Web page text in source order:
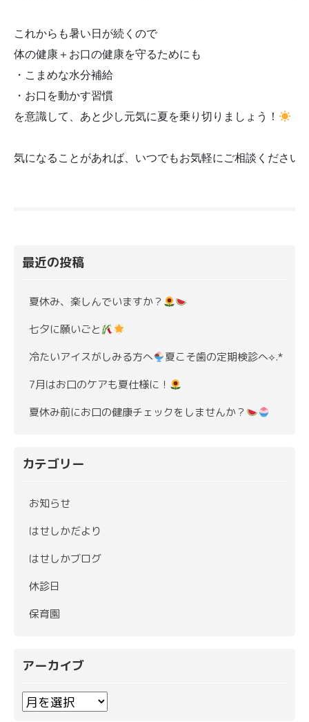
これからも暑い日が続くので
体の健康＋お口の健康を守るためにも
・こまめな水分補給
・お口を動かす習慣
を意識して、あと少し元気に夏を乗り切りましょう！
気になることがあれば、いつでもお気軽にご相談ください
最近の投稿
夏休み、楽しんでいますか？
七夕に願いごと
冷たいアイスがしみる方へ
夏こそ歯の定期検診へ⟡.*
7月はお口のケアも夏仕様に！
夏休み前にお口の健康チェックをしませんか？
カテゴリー
お知らせ
はせしかだより
はせしかブログ
休診日
保育園
アーカイブ